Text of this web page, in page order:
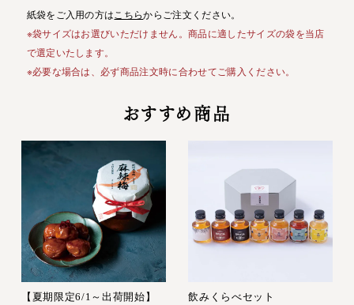
紙袋をご入用の方は こちらからご注文ください。
※袋サイズはお選びいただけません。商品に適したサイズの袋を当店
で選定いたします。
※必要な場合は、必ず商品注文時に合わせてご購入ください。
おすすめ商品
【夏期限定6/1～出荷開始】
飲みくらべセット